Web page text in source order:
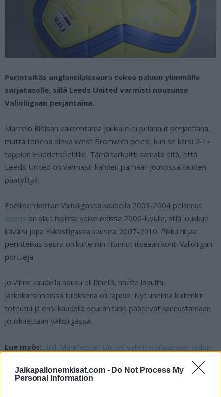
Jalkapallonemkisat.com - Do Not Process My
Personal Information
Perinteikäs englantilaisseura tekee paluun ylimmälle
sarjatasolle, sillä Leeds United varmisti nousunsa
Valioliigaan perjantaina.
Marcelo Bielsan valmentama joukkue ei pelannut perjantaina,
mutta toisena oleva West Bromwich pelasi, kun se kärsi 2-1-
tappion Huddersfieldille. Tämä tarkoitti samalla sitä, että
Leeds United on varmasti kahden parhaan joukossa kauden
päätyttyä.
Edellisen kerran Valioliigassa kaudella 2003-2004 pelannut
Leeds on ollut isoissa vaikeuksissa 2000-luvulla, sillä joukkue
käväisi jopa Ykkösliigassa kausina 2007-2010. Pikku hiljaa
perinteikäs seura on kuitenkin hilannut itseään kohti Valioliigan
portteja.
Jo viime kaudella nousu oli lähellä, mutta lopulta
jatkokarsinnoissa tuloksena oli tappio. Nyt unelma kuitenkin
toteutui ja ensi kaudella seuran fanit pääsevät kannustamaan
joukkuettaan Valioliigassa.
Lue myös: Bild: Manchester United valmis maksamaan Jadon